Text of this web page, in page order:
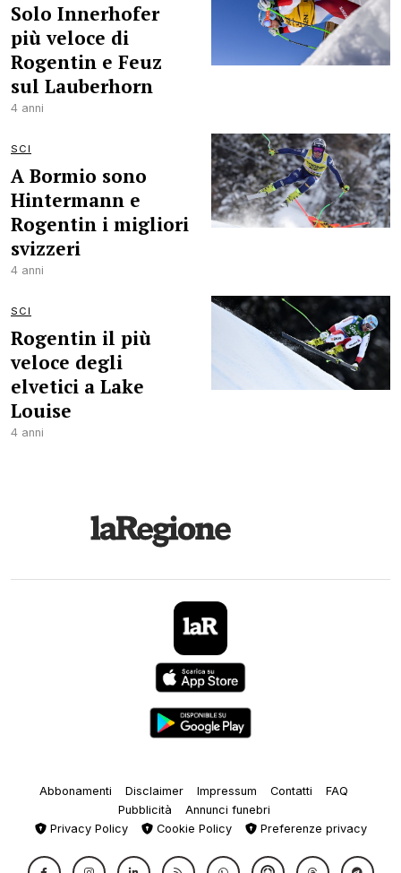
Solo Innerhofer
più veloce di
Rogentin e Feuz
sul Lauberhorn
4 anni
SCI
A Bormio sono
Hintermann e
Rogentin i migliori
svizzeri
4 anni
SCI
Rogentin il più
veloce degli
elvetici a Lake
Louise
4 anni
Abbonamenti Disclaimer Impressum Contatti
FAQ
Pubblicità
Annunci funebri
Privacy Policy
Cookie Policy Preferenze privacy